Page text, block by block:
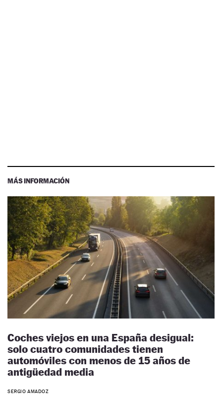
MÁS INFORMACIÓN
Coches viejos en una España desigual:
solo cuatro comunidades tienen
automóviles con menos de 15 años de
antigüedad media
SERGIO AMADOZ